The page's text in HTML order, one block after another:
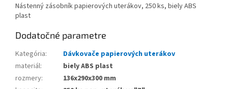
Nástenný zásobník papierových uterákov, 250 ks, biely ABS
plast
Dodatočné parametre
Kategória:
Dávkovače papierových uterákov
materiál:
biely ABS plast
rozmery:
136x290x300 mm